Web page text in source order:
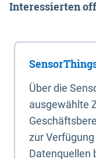
Interessierten
Über die
ausgewählte
zur
Datenquellen